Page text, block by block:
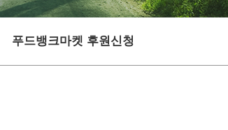
푸드뱅크마켓 후원신청